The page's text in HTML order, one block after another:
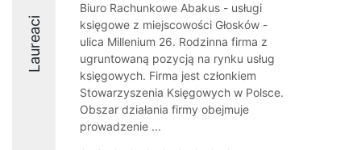
Laureaci
Biuro Rachunkowe Abakus - usługi
księgowe z miejscowości Głosków -
ulica Millenium 26. Rodzinna firma z
ugruntowaną pozycją na rynku usług
księgowych. Firma jest członkiem
Stowarzyszenia Księgowych w Polsce.
Obszar działania firmy obejmuje
prowadzenie ...